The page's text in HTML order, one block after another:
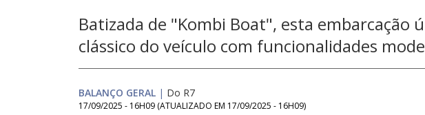
Batizada de "Kombi Boat", esta embarcação
clássico do veículo com funcionalidades
BALANÇO GERAL | Do R7
17/09/2025 - 16H09 (ATUALIZADO EM 17/09/2025 - 16H09)